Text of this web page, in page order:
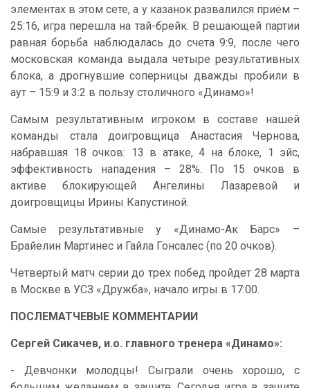
элементах в этом сете, а у казанок развалился приём –
25:16, игра перешла на тай-брейк. В решающей партии
равная борьба наблюдалась до счета 9:9, после чего
московская команда выдала четыре результативных
блока, а дрогнувшие соперницы дважды пробили в
аут – 15:9 и 3:2 в пользу столичного «Динамо»!
Самым результативным игроком в составе нашей
команды стала доигровщица Анастасия Чернова,
набравшая 18 очков: 13 в атаке, 4 на блоке, 1 эйс,
эффективность нападения – 28%. По 15 очков в
активе блокирующей Ангелины Лазаревой и
доигровщицы Ирины Капустиной.
Самые результативные у «Динамо-Ак Барс» –
Брайелин Мартинес и Гайла Гонсалес (по 20 очков).
Четвертый матч серии до трех побед пройдет 28 марта
в Москве в УСЗ «Дружба», начало игры в 17:00.
ПОСЛЕМАТЧЕВЫЕ КОММЕНТАРИИ
Сергей Сикачев, и.о. главного тренера «Динамо»:
- Девчонки молодцы! Сыграли очень хорошо, с